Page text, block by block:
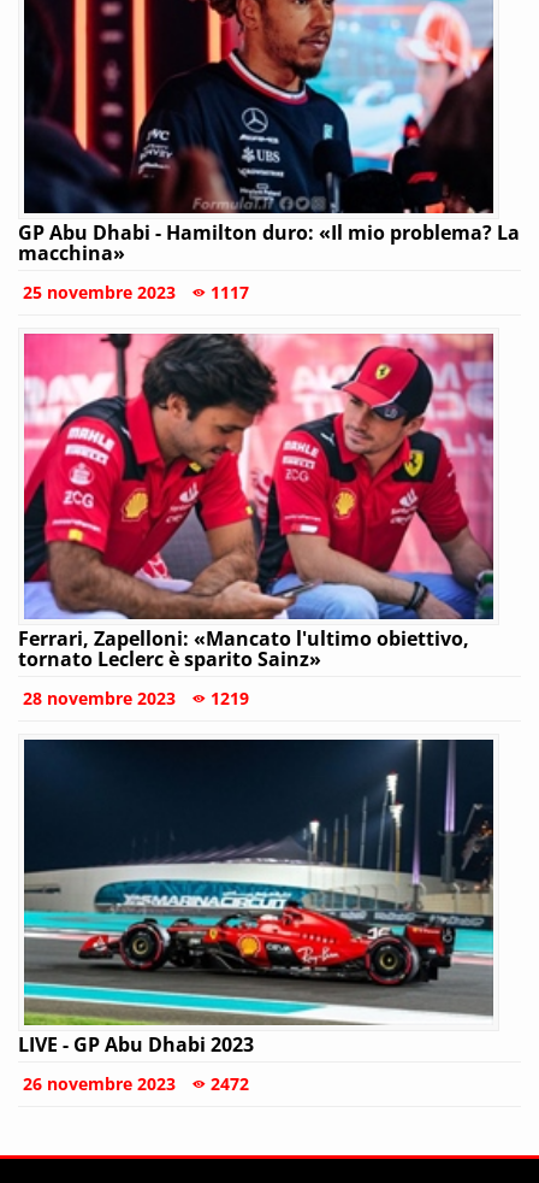
GP Abu Dhabi - Hamilton duro: «Il mio problema? La
macchina»
25 novembre 2023 1117
Ferrari, Zapelloni: «Mancato l'ultimo obiettivo,
tornato Leclerc è sparito Sainz»
28 novembre 2023 1219
LIVE - GP Abu Dhabi 2023
26 novembre 2023 2472